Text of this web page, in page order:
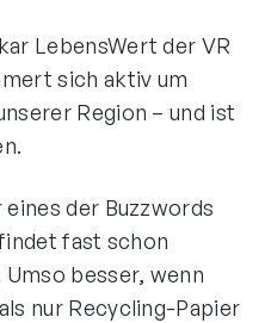
LebensWert der VR
sich aktiv um
Region – und ist
der Buzzwords
fast schon
besser, wenn
nur Recycling-Papier